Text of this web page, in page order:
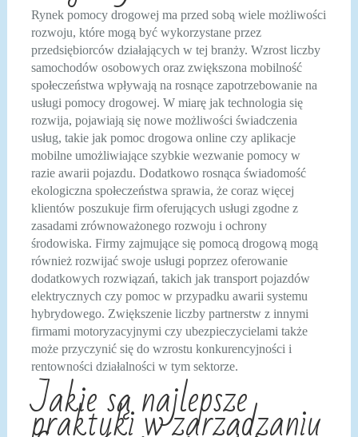
Rynek pomocy drogowej ma przed sobą wiele możliwości
rozwoju, które mogą być wykorzystane przez
przedsiębiorców działających w tej branży. Wzrost liczby
samochodów osobowych oraz zwiększona mobilność
społeczeństwa wpływają na rosnące zapotrzebowanie na
usługi pomocy drogowej. W miarę jak technologia się
rozwija, pojawiają się nowe możliwości świadczenia
usług, takie jak pomoc drogowa online czy aplikacje
mobilne umożliwiające szybkie wezwanie pomocy w
razie awarii pojazdu. Dodatkowo rosnąca świadomość
ekologiczna społeczeństwa sprawia, że coraz więcej
klientów poszukuje firm oferujących usługi zgodne z
zasadami zrównoważonego rozwoju i ochrony
środowiska. Firmy zajmujące się pomocą drogową mogą
również rozwijać swoje usługi poprzez oferowanie
dodatkowych rozwiązań, takich jak transport pojazdów
elektrycznych czy pomoc w przypadku awarii systemu
hybrydowego. Zwiększenie liczby partnerstw z innymi
firmami motoryzacyjnymi czy ubezpieczycielami także
może przyczynić się do wzrostu konkurencyjności i
rentowności działalności w tym sektorze.
Jakie są najlepsze